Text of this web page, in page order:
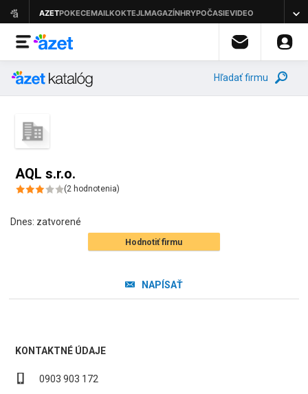
Hľadať firmu
AQL s.r.o.
(2 hodnotenia)
Dnes: zatvorené
Hodnotiť firmu
NAPÍSAŤ
KONTAKTNÉ ÚDAJE
0903 903 172